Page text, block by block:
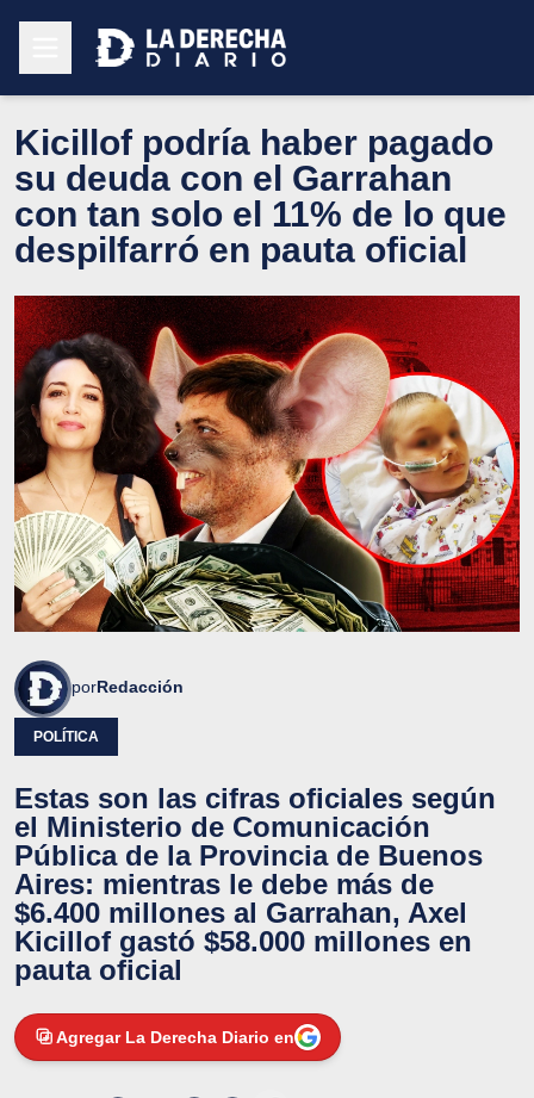
Kicillof podría haber pagado
su deuda con el Garrahan
con tan solo el 11% de lo que
despilfarró en pauta oficial
porRedacción
POLÍTICA
Estas son las cifras oficiales según
el Ministerio de Comunicación
Pública de la Provincia de Buenos
Aires: mientras le debe más de
$6.400 millones al Garrahan, Axel
Kicillof gastó $58.000 millones en
pauta oficial
Agregar La Derecha Diario en